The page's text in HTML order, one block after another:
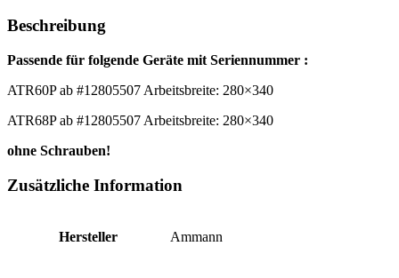
Beschreibung
Passende für folgende Geräte mit Seriennummer :
ATR60P ab #12805507 Arbeitsbreite: 280×340
ATR68P ab #12805507 Arbeitsbreite: 280×340
ohne Schrauben!
Zusätzliche Information
Hersteller Ammann